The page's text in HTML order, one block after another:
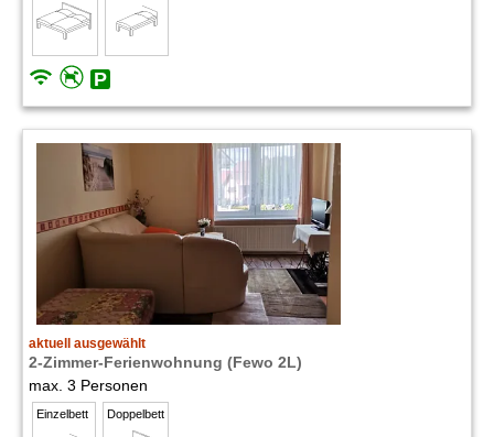
aktuell ausgewählt
2-Zimmer-Ferienwohnung (Fewo 2L)
max. 3 Personen
Einzelbett Doppelbett